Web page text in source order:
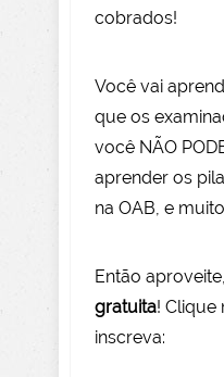
cobrados!
Você vai
que os
você NÃO
aprender os
na OAB, e
Então aproveite,
gratuita! Clique
inscreva: